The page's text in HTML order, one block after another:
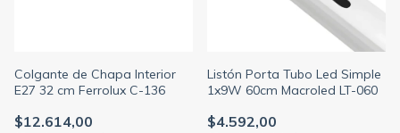
Colgante de Chapa Interior
E27 32 cm Ferrolux C-136
$12.614,00
Listón Porta Tubo Led Simple
1x9W 60cm Macroled LT-060
$4.592,00